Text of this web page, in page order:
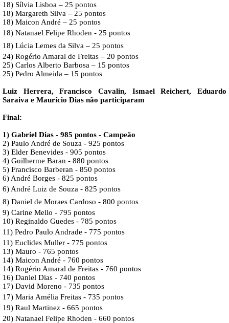
18) Sílvia Lisboa – 25 pontos
18) Margareth Silva – 25 pontos
18) Maicon André – 25 pontos
18) Natanael Felipe Rhoden - 25 pontos
18) Lúcia Lemes da Silva – 25 pontos
24) Rogério Amaral de Freitas – 20 pontos
25) Carlos Alberto Barbosa – 15 pontos
25) Pedro Almeida – 15 pontos
Luiz Herrera, Francisco Cavalin, Ismael Reichert, Eduardo
Saraiva e Maurício Dias não participaram
Final:
1) Gabriel Dias - 985 pontos - Campeão
2) Paulo André de Souza - 925 pontos
3) Elder Benevides - 905 pontos
4) Guilherme Baran - 880 pontos
5) Francisco Barberan - 850 pontos
6) André Borges - 825 pontos
6) André Luiz de Souza - 825 pontos
8) Daniel de Moraes Cardoso - 800 pontos
9) Carine Mello - 795 pontos
10) Reginaldo Guedes - 785 pontos
11) Pedro Paulo Andrade - 775 pontos
11) Euclides Muller - 775 pontos
13) Mauro - 765 pontos
14) Maicon André - 760 pontos
14) Rogério Amaral de Freitas - 760 pontos
16) Daniel Dias - 740 pontos
17) David Moreno - 735 pontos
17) Maria Amélia Freitas - 735 pontos
19) Raul Martinez - 665 pontos
20) Natanael Felipe Rhoden - 660 pontos